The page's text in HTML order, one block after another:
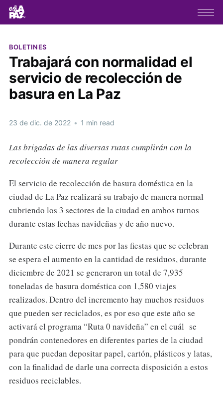
BOLETINES
Trabajará con normalidad el
servicio de recolección de
basura en La Paz
23 de dic. de 2022 • 1 min read
Las brigadas de las diversas rutas cumplirán con la
recolección de manera regular
El servicio de recolección de basura doméstica en la
ciudad de La Paz realizará su trabajo de manera normal
cubriendo los 3 sectores de la ciudad en ambos turnos
durante estas fechas navideñas y de año nuevo.
Durante este cierre de mes por las fiestas que se celebran
se espera el aumento en la cantidad de residuos, durante
diciembre de 2021 se generaron un total de 7,935
toneladas de basura doméstica con 1,580 viajes
realizados. Dentro del incremento hay muchos residuos
que pueden ser reciclados, es por eso que este año se
activará el programa “Ruta 0 navideña” en el cuál se
pondrán contenedores en diferentes partes de la ciudad
para que puedan depositar papel, cartón, plásticos y latas,
con la finalidad de darle una correcta disposición a estos
residuos reciclables.